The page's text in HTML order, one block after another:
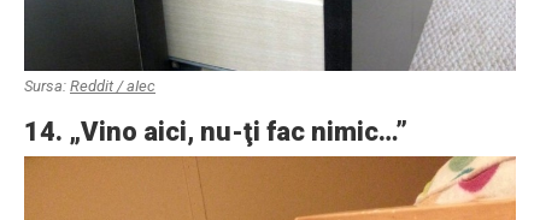
Sursa: Reddit / aIec
14. „Vino aici, nu-ţi fac nimic…”